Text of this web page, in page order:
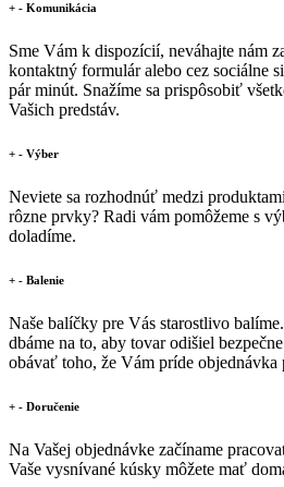
+ - Komunikácia
Sme Vám k dispozícií, neváhajte nám
kontaktný formulár alebo cez sociálne
pár minút. Snažíme sa prispôsobiť
Vašich predstáv.
+ - Výber
Neviete sa rozhodnúť medzi
rôzne prvky? Radi vám pomôžeme s
doladíme.
+ - Balenie
Naše balíčky pre Vás starostlivo
dbáme na to, aby tovar odišiel
obávať toho, že Vám príde objednávka
+ - Doručenie
Na Vašej objednávke začíname
Vaše vysnívané kúsky môžete mať